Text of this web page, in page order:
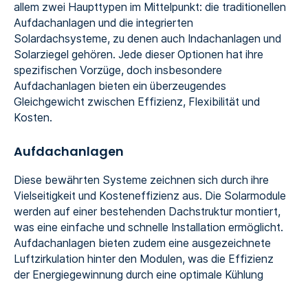
allem zwei Haupttypen im Mittelpunkt: die traditionellen
Aufdachanlagen und die integrierten
Solardachsysteme, zu denen auch Indachanlagen und
Solarziegel gehören. Jede dieser Optionen hat ihre
spezifischen Vorzüge, doch insbesondere
Aufdachanlagen bieten ein überzeugendes
Gleichgewicht zwischen Effizienz, Flexibilität und
Kosten.
Aufdachanlagen
Diese bewährten Systeme zeichnen sich durch ihre
Vielseitigkeit und Kosteneffizienz aus. Die Solarmodule
werden auf einer bestehenden Dachstruktur montiert,
was eine einfache und schnelle Installation ermöglicht.
Aufdachanlagen bieten zudem eine ausgezeichnete
Luftzirkulation hinter den Modulen, was die Effizienz
der Energiegewinnung durch eine optimale Kühlung